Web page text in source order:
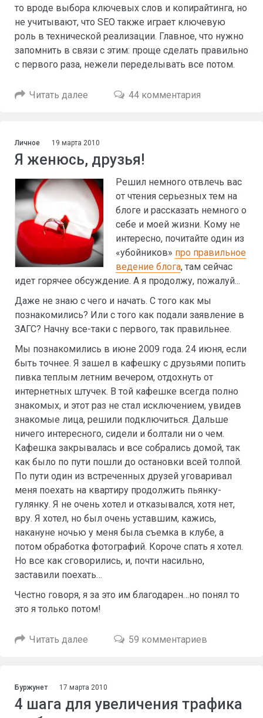
то вроде выбора ключевых слов и копирайтинга, но
не учитывают, что SEO также играет ключевую
роль в технической реализации. Главное, что нужно
запомнить в связи с этим: проще сделать правильно
с первого раза, нежели переделывать все потом.
Читать далее 44 комментария
Личное 19 марта 2010
Я женюсь, друзья!
Решил немного отвлечь вас
от чтения серьезных тем на
блоге и рассказать немного о
себе и моей жизни. Кому не
интересно, почитайте один из
«убойников» про правильное
ведение блога, там сейчас
идет горячее обсуждение. А я продолжу, пожалуй...
Даже не знаю с чего и начать. С того как мы
познакомились? Или с того как подали заявление в
ЗАГС? Начну все-таки с первого, так правильнее.
Мы познакомились в июне 2009 года. 24 июня, если
быть точнее. Я зашел в кафешку с друзьями попить
пивка теплым летним вечером, отдохнуть от
интернетных штучек. В той кафешке всегда полно
знакомых, и этот раз не стал исключением, увидев
знакомые лица, решили подключиться. Дальше
ничего интересного, сидели и болтали ни о чем.
Кафешка закрывалась и все собрались домой, так
как было по пути пошли до остановки всей толпой.
По пути один из встреченных друзей уговаривал
меня поехать на квартиру продолжить пьянку-
гулянку. Я не очень хотел и отказывался, хотя нет,
вру. Я хотел, но был очень уставшим, кажись,
накануне ночью у меня была съемка в клубе, а
потом обработка фотографий. Короче спать я хотел.
Но все как сговорились, и, почти насильно,
заставили поехать…
Честно говоря, я за это им благодарен…но понял то
это я только потом!
Читать далее 59 комментариев
Буржунет 17 марта 2010
4 шага для увеличения трафика